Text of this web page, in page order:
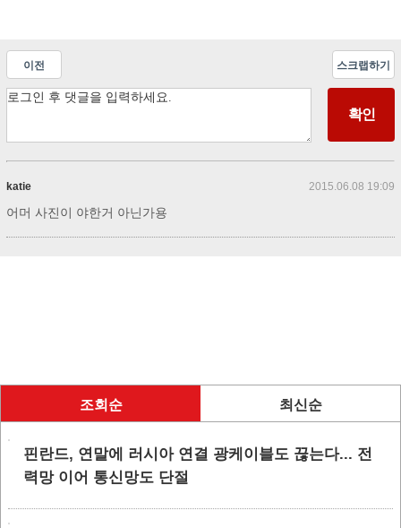
이전 스크랩하기
katie 2015.06.08 19:09
어머 사진이 야한거 아닌가용
조회순 최신순
핀란드, 연말에 러시아 연결 광케이블도 끊는다... 전
력망 이어 통신망도 단절